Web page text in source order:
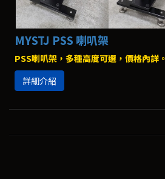
MYSTJ PSS 喇叭架
PSS喇叭架，多種高度可選，價格內詳。
詳細介紹